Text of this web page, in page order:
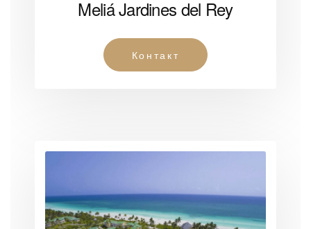
Meliá Jardines del Rey
Контакт